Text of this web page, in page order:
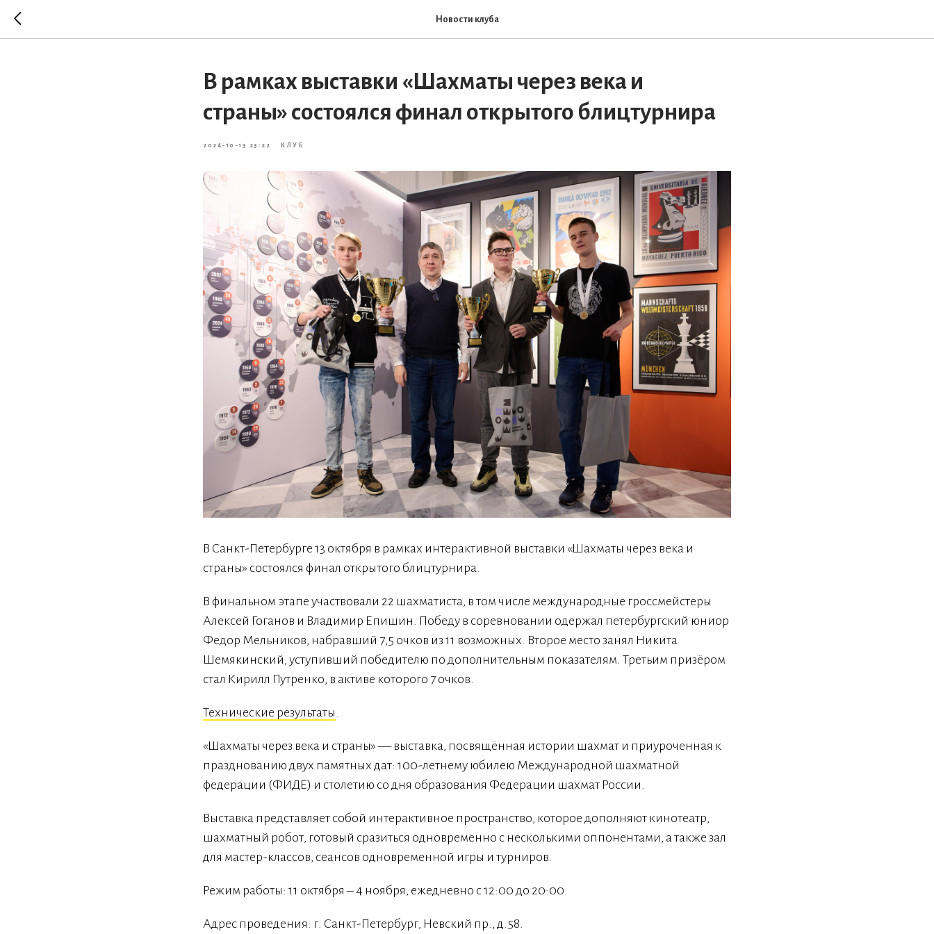
Новости клуба
В рамках выставки «Шахматы через века и
страны» состоялся финал открытого блицтурнира
2024-10-13 23:22 КЛУБ
В Санкт-Петербурге 13 октября в рамках интерактивной выставки «Шахматы через века и
страны» состоялся финал открытого блицтурнира.
В финальном этапе участвовали 22 шахматиста, в том числе международные гроссмейстеры
Алексей Гоганов и Владимир Епишин. Победу в соревновании одержал петербургский юниор
Федор Мельников, набравший 7,5 очков из 11 возможных. Второе место занял Никита
Шемякинский, уступивший победителю по дополнительным показателям. Третьим призёром
стал Кирилл Путренко, в активе которого 7 очков.
Технические результаты.
«Шахматы через века и страны» — выставка, посвящённая истории шахмат и приуроченная к
празднованию двух памятных дат: 100-летнему юбилею Международной шахматной
федерации (ФИДЕ) и столетию со дня образования Федерации шахмат России.
Выставка представляет собой интерактивное пространство, которое дополняют кинотеатр,
шахматный робот, готовый сразиться одновременно с несколькими оппонентами, а также зал
для мастер-классов, сеансов одновременной игры и турниров.
Режим работы: 11 октября – 4 ноября, ежедневно с 12:00 до 20:00.
Адрес проведения: г. Санкт-Петербург, Невский пр., д.58.